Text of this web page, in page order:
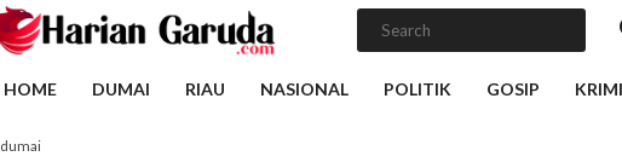
HOME DUMAI RIAU NASIONAL POLITIK GOSIP
dumai